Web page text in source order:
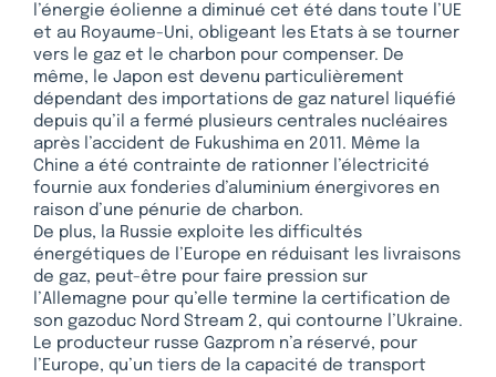
l’énergie éolienne a diminué cet été dans toute l’UE
et au Royaume-Uni, obligeant les Etats à se tourner
vers le gaz et le charbon pour compenser. De
même, le Japon est devenu particulièrement
dépendant des importations de gaz naturel liquéfié
depuis qu’il a fermé plusieurs centrales nucléaires
après l’accident de Fukushima en 2011. Même la
Chine a été contrainte de rationner l’électricité
fournie aux fonderies d’aluminium énergivores en
raison d’une pénurie de charbon.
De plus, la Russie exploite les difficultés
énergétiques de l’Europe en réduisant les livraisons
de gaz, peut-être pour faire pression sur
l’Allemagne pour qu’elle termine la certification de
son gazoduc Nord Stream 2, qui contourne l’Ukraine.
Le producteur russe Gazprom n’a réservé, pour
l’Europe, qu’un tiers de la capacité de transport